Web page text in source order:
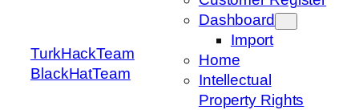
TurkHackTeam
BlackHatTeam
Dashboard
Import
Home
Intellectual
Property Rights